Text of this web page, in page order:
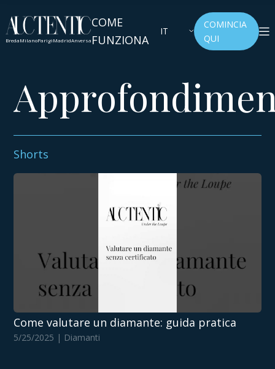
BredaMilanoParigiMadridAnversa
COME
FUNZIONA
IT
COMINCIA
QUI
Shorts
Come valutare un diamante: guida pratica
5/25/2025 | Diamanti